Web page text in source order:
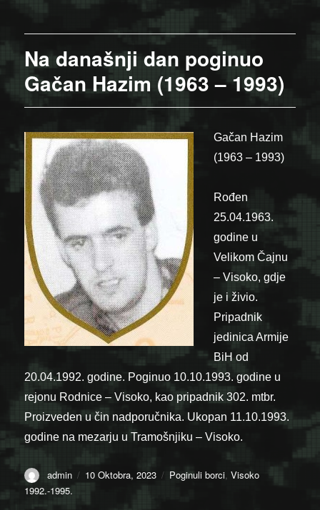
Na današnji dan poginuo
Gačan Hazim (1963 – 1993)
Gačan Hazim
(1963 – 1993)
Rođen
25.04.1963.
godine u
Velikom Čajnu
– Visoko, gdje
je i živio.
Pripadnik
jedinica Armije
BiH od
20.04.1992. godine. Poginuo 10.10.1993. godine u
rejonu Rodnice – Visoko, kao pripadnik 302. mtbr.
Proizveden u čin nadporučnika. Ukopan 11.10.1993.
godine na mezarju u Tramošnjiku – Visoko.
Author
admin
Posted
10 Oktobra, 2023 Categories
Poginuli borci,Visoko
1992.-1995.